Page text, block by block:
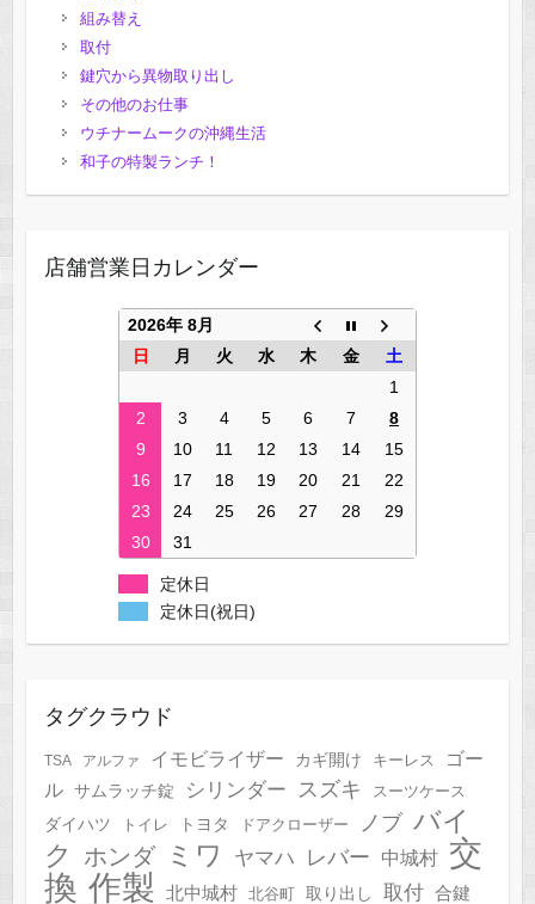
組み替え
取付
鍵穴から異物取り出し
その他のお仕事
ウチナームークの沖縄生活
和子の特製ランチ！
店舗営業日カレンダー
2026年 8月
日
月 火 水 木 金
土
1
2
3 4 5 6 7
8
9
10 11 12 13 14
15
16
17 18 19 20 21
22
23
24 25 26 27 28
29
30
31
定休日
定休日(祝日)
タグクラウド
TSA アルファ イモビライザー カギ開け キーレス
ゴー
ル サムラッチ錠 シリンダー スズキ
スーツケース
ダイハツ
トイレ トヨタ ドアクローザー ノブ バイ
ク
ホンダ ミワ ヤマハ レバー 中城村 交
換 作製 北中城村 北谷町 取り出し 取付 合鍵